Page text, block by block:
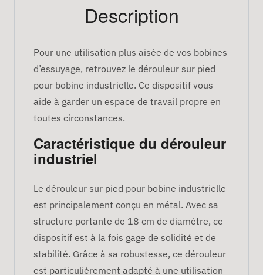
Description
Pour une utilisation plus aisée de vos bobines
d’essuyage, retrouvez le dérouleur sur pied
pour bobine industrielle. Ce dispositif vous
aide à garder un espace de travail propre en
toutes circonstances.
Caractéristique du dérouleur
industriel
Le dérouleur sur pied pour bobine industrielle
est principalement conçu en métal. Avec sa
structure portante de 18 cm de diamètre, ce
dispositif est à la fois gage de solidité et de
stabilité. Grâce à sa robustesse, ce dérouleur
est particulièrement adapté à une utilisation